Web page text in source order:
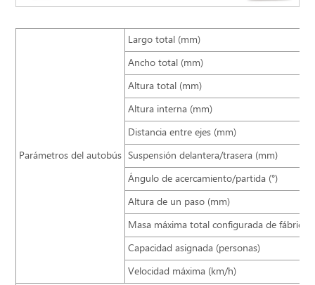
Parámetros del autobús
Largo total (mm)
Ancho total (mm)
Altura total (mm)
Altura interna (mm)
Distancia entre ejes (mm)
Suspensión delantera/trasera (mm)
Ángulo de acercamiento/partida (°)
Altura de un paso (mm)
Masa máxima total configurada de fábrica
Capacidad asignada (personas)
Velocidad máxima (km/h)